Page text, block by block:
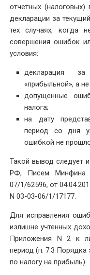
отчетных
декларации за
тех случаях, когда
совершения ошибок
условия:
декларация
«прибыльной», а
допущенные
налога;
на дату
период со дня
ошибкой не
Такой вывод следует
РФ, Писем Минфина
07/1/62596, от
N 03-03-06/1/17177.
Для исправления
излишне учтенных
Приложения N 2 к
период (п. 7.3 Порядка
по налогу на прибыль).